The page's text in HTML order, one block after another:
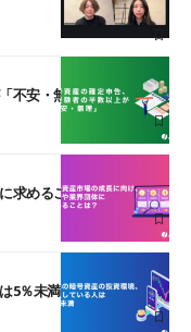
不安・無理」
求めることは？
5％未満